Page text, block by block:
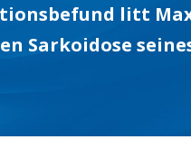
litt
Sarkoidose